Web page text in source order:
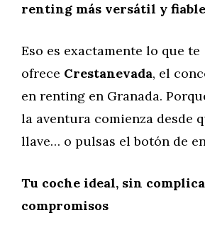
renting más versátil y
Eso es exactamente lo que te
ofrece Crestanevada, el
en renting en Granada.
la aventura comienza desde
llave… o pulsas el botón de
Tu coche ideal, sin
compromisos